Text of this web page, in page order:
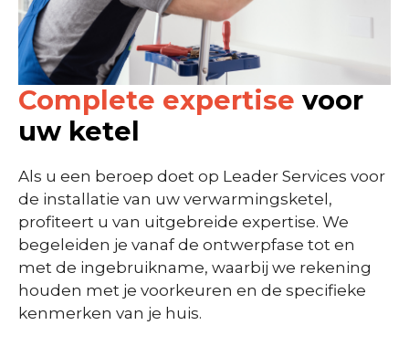
Complete expertise voor
uw ketel
Als u een beroep doet op Leader Services voor
de installatie van uw verwarmingsketel,
profiteert u van uitgebreide expertise. We
begeleiden je vanaf de ontwerpfase tot en
met de ingebruikname, waarbij we rekening
houden met je voorkeuren en de specifieke
kenmerken van je huis.